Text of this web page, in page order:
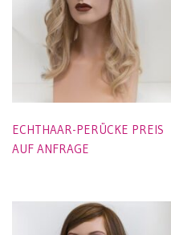
ECHTHAAR-PERÜCKE PREIS
AUF ANFRAGE